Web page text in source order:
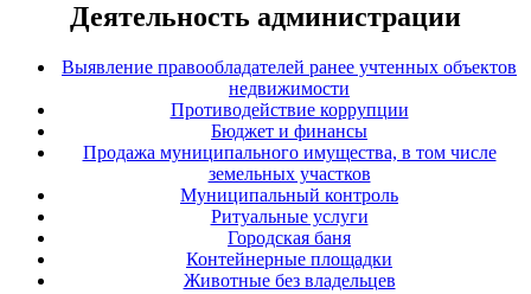
Деятельность администрации
Выявление правообладателей ранее учтенных объектов
недвижимости
Противодействие коррупции
Бюджет и финансы
Продажа муниципального имущества, в том числе
земельных участков
Муниципальный контроль
Ритуальные услуги
Городская баня
Контейнерные площадки
Животные без владельцев